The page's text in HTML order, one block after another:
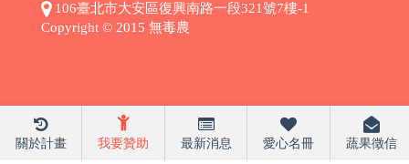
關於計畫 我要贊助 最新消息 愛心名冊 蔬果徵信
106臺北市大安區復興南路一段321號7樓-1
Copyright © 2015 無毒農